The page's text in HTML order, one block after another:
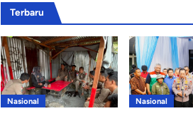
Terbaru
Nasional Nasional